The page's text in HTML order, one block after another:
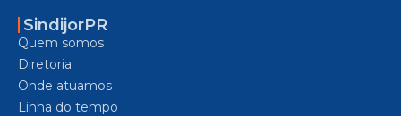
SindijorPR
Quem somos
Diretoria
Onde atuamos
Linha do tempo